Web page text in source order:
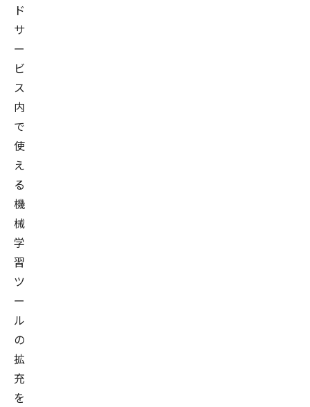
ド
サ
ー
ビ
ス
内
で
使
え
る
機
械
学
習
ツ
ー
ル
の
拡
充
を